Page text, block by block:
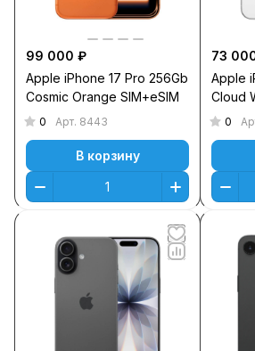
99 000 ₽
Apple iPhone 17 Pro 256Gb
Cosmic Orange SIM+eSIM
0 Арт. 8443
В корзину
73
Apple
Cloud
0